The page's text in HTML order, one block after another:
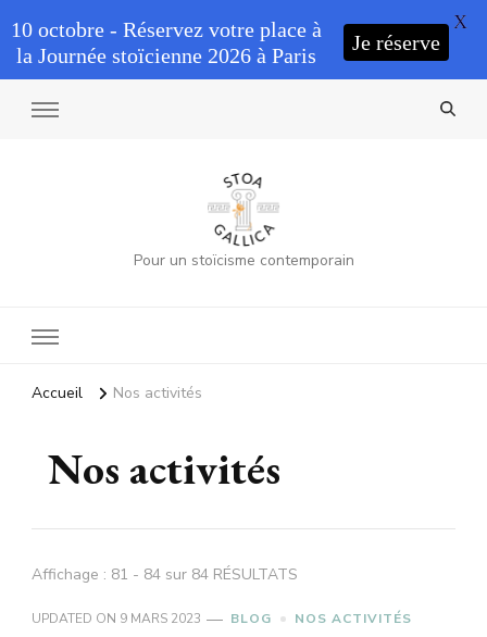
Pour un stoïcisme contemporain
Accueil Nos activités
Nos activités
Affichage : 81 - 84 sur 84 RÉSULTATS
UPDATED ON 9 MARS 2023 BLOG NOS ACTIVITÉS
10 octobre - Réservez votre place à
la Journée stoïcienne 2026 à Paris
Je réserve
X